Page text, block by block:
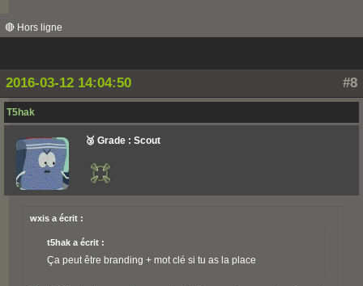
🔴 Hors ligne
#8
2016-03-12 14:04:50
T5hak
🥉 Grade : Scout
wxis a écrit :
t5hak a écrit :
Ça peut être branding + mot clé si tu as la place